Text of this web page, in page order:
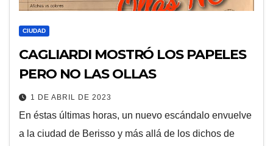
CIUDAD
CAGLIARDI MOSTRÓ LOS PAPELES
PERO NO LAS OLLAS
1 DE ABRIL DE 2023
En éstas últimas horas, un nuevo escándalo envuelve
a la ciudad de Berisso y más allá de los dichos de